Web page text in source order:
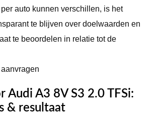
auto kunnen verschillen, is het
te blijven over doelwaarden en
te beoordelen in relatie tot de
Audi A3 8V S3 2.0 TFSi:
& resultaat